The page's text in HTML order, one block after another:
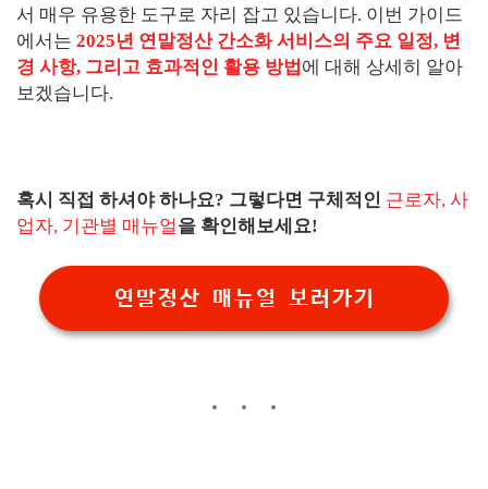
서 매우 유용한 도구로 자리 잡고 있습니다. 이번 가이드
에서는 2025년 연말정산 간소화 서비스의 주요 일정, 변
경 사항, 그리고 효과적인 활용 방법 에 대해 상세히 알아
보겠습니다.
혹시 직접 하셔야 하나요? 그렇다면 구체적인 근로자, 사
업자, 기관별 매뉴얼 을 확인해보세요!
연말정산 매뉴얼 보러가기